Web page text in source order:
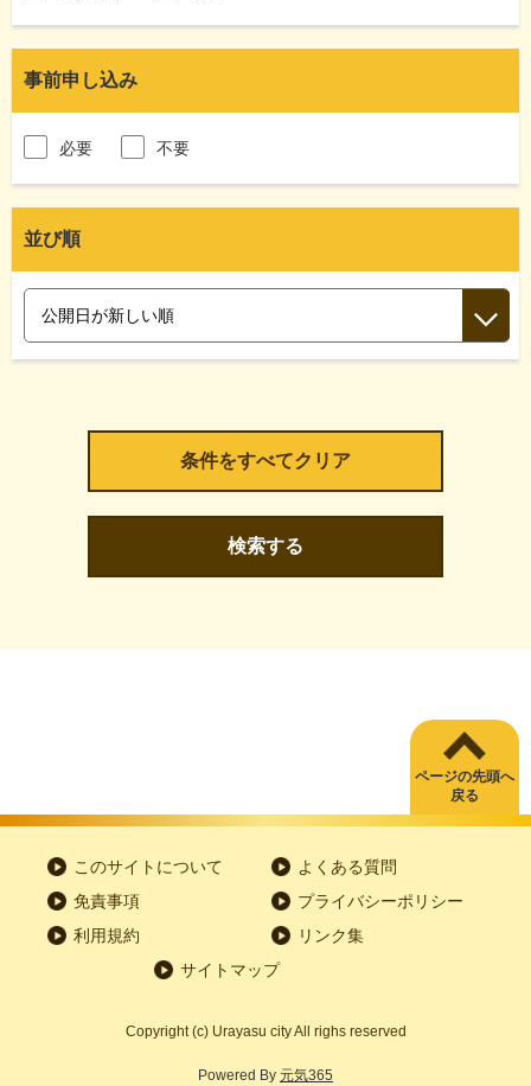
事前申し込み
必要 不要
並び順
検索する
ページの先頭へ
戻る
このサイトについて
よくある質問
免責事項
プライバシーポリシー
利用規約
リンク集
サイトマップ
Copyright (c) Urayasu city All righs reserved
Powered By 元気365